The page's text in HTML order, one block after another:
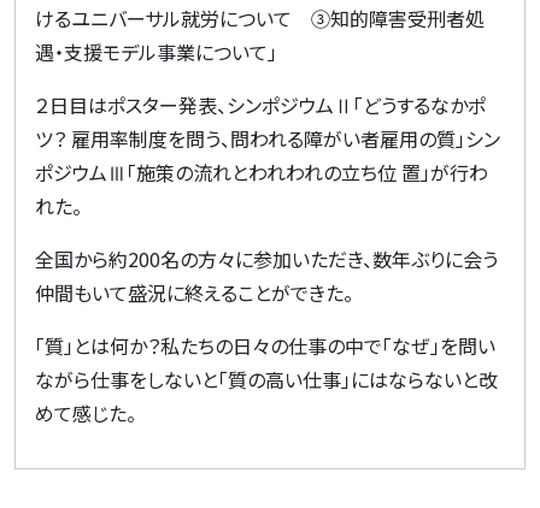
けるユニバーサル就労について ③知的障害受刑者処
遇・支援モデル事業について」
２日目はポスター発表、シンポジウムⅡ「どうするなかポ
ツ？ 雇用率制度を問う、問われる障がい者雇用の質」シン
ポジウムⅢ「施策の流れとわれわれの立ち位 置」が行わ
れた。
全国から約200名の方々に参加いただき、数年ぶりに会う
仲間もいて盛況に終えることができた。
「質」とは何か？私たちの日々の仕事の中で「なぜ」を問い
ながら仕事をしないと「質の高い仕事」にはならないと改
めて感じた。